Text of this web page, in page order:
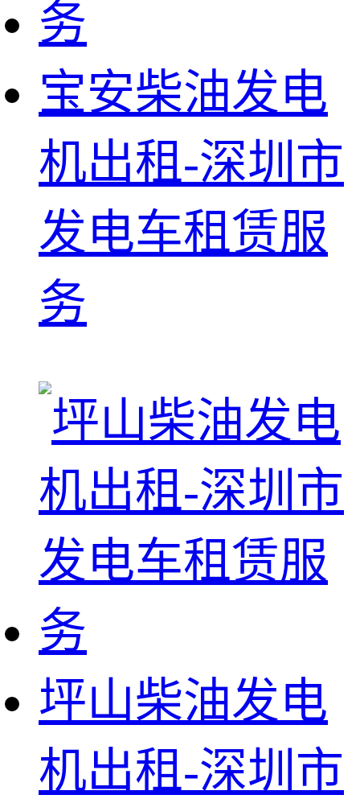
宝安柴油发电
机出租-深圳市
发电车租赁服
务
坪山柴油发电
机出租-深圳市